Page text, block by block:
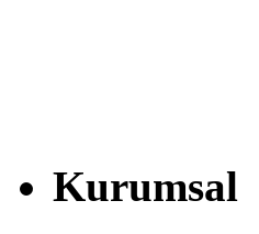
Kurumsal